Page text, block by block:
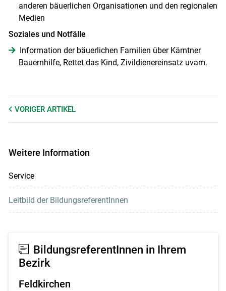
anderen bäuerlichen Organisationen und den regionalen
Medien
Soziales und Notfälle
Information der bäuerlichen Familien über Kärntner
Bauernhilfe, Rettet das Kind, Zivildienereinsatz uvam.
VORIGER ARTIKEL
Weitere Information
Service
Leitbild der BildungsreferentInnen
BildungsreferentInnen in Ihrem
Bezirk
Feldkirchen